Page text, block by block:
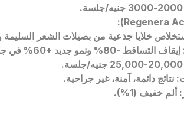
جنيه/جلسة.
خلايا جذعية من بصيلات الشعر السليمة
إيقاف التساقط -80% ونمو جديد +60% في
جنيه/جلسة.
: نتائج دائمة، آمنة، غير جراحية.
: ألم خفيف (1%).